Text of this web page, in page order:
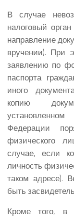
В случае
налоговый
направление
вручении). При
заявлению по
паспорта
иного
копию
Федерации
физического
случае, если
личность
таком адресе).
быть
Кроме того,